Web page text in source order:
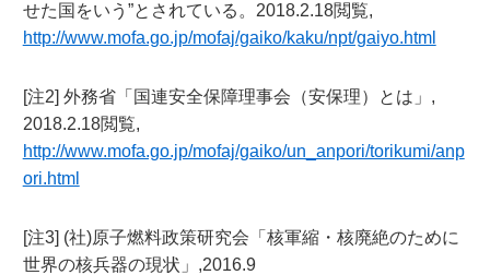
せた国をいう”とされている。2018.2.18閲覧,
http://www.mofa.go.jp/mofaj/gaiko/kaku/npt/gaiyo.html
[注2] 外務省「国連安全保障理事会（安保理）とは」,
2018.2.18閲覧,
http://www.mofa.go.jp/mofaj/gaiko/un_anpori/torikumi/anp
ori.html
[注3] (社)原子燃料政策研究会「核軍縮・核廃絶のために
世界の核兵器の現状」,2016.9